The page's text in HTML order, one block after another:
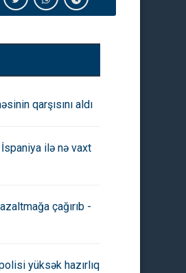
qarşısını aldı
ilə nə vaxt
çağırıb -
yüksək hazırlıq